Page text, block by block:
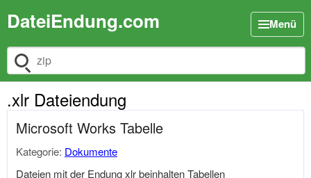
DateiEndung.com Menü
Dateiendung suchen
.xlr Dateiendung
Microsoft Works Tabelle
Kategorie: Dokumente
Dateien mit der Endung xlr beinhalten Tabellen